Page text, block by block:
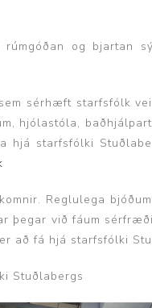
og bjartan
sérhæft starfsfólk
hjólastóla,
hjá starfsfólki
Reglulega
þegar við fáum
að fá hjá starfsfólki
Stuðlabergs